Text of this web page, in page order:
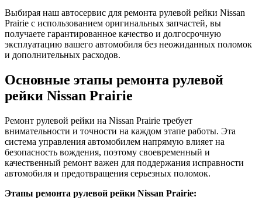
Выбирая наш автосервис для ремонта рулевой рейки Nissan
Prairie с использованием оригинальных запчастей, вы
получаете гарантированное качество и долгосрочную
эксплуатацию вашего автомобиля без неожиданных поломок
и дополнительных расходов.
Основные этапы ремонта рулевой
рейки Nissan Prairie
Ремонт рулевой рейки на Nissan Prairie требует
внимательности и точности на каждом этапе работы. Эта
система управления автомобилем напрямую влияет на
безопасность вождения, поэтому своевременный и
качественный ремонт важен для поддержания исправности
автомобиля и предотвращения серьезных поломок.
Этапы ремонта рулевой рейки Nissan Prairie: